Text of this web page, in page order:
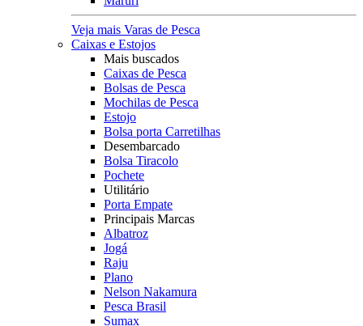
Veja mais Varas de Pesca
Caixas e Estojos
Mais buscados
Caixas de Pesca
Bolsas de Pesca
Mochilas de Pesca
Estojo
Bolsa porta Carretilhas
Desembarcado
Bolsa Tiracolo
Pochete
Utilitário
Porta Empate
Principais Marcas
Albatroz
Jogá
Raju
Plano
Nelson Nakamura
Pesca Brasil
Sumax